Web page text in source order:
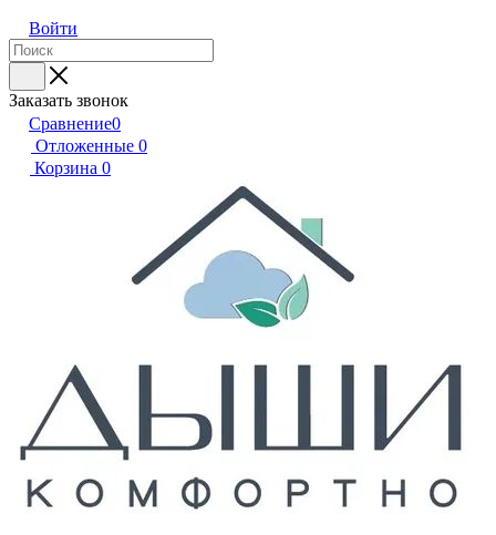
Войти
Заказать звонок
Сравнение0
Отложенные 0
Корзина 0